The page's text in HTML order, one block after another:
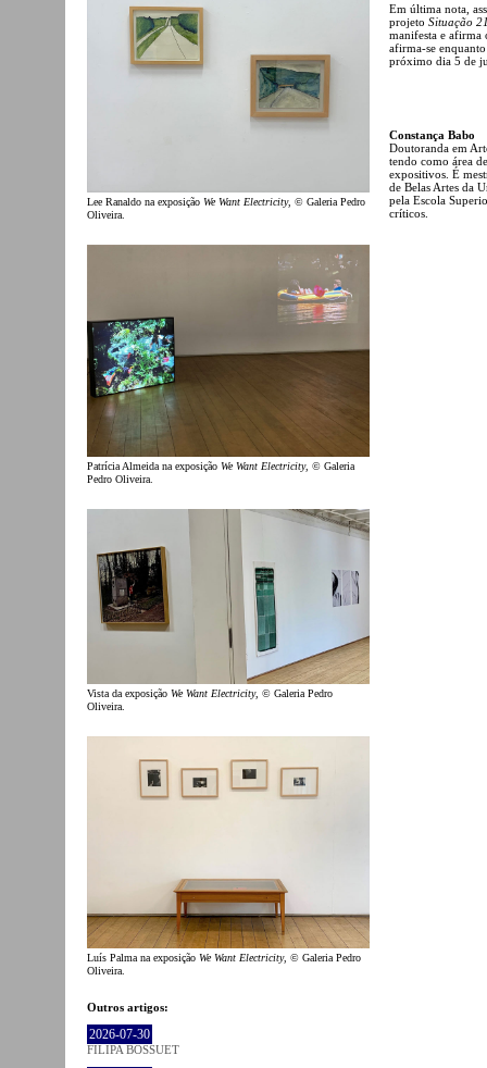
Lee Ranaldo na exposição We Want Electricity, © Galeria Pedro
Oliveira.
Patrícia Almeida na exposição We Want Electricity, © Galeria
Pedro Oliveira.
Vista da exposição We Want Electricity, © Galeria Pedro
Oliveira.
Luís Palma na exposição We Want Electricity, © Galeria Pedro
Oliveira.
Outros artigos:
2026-07-30
FILIPA BOSSUET
Em última nota,
projeto Situação
manifesta e afirma
afirma-se
próximo dia 5 de
Constança Babo
Doutoranda em
tendo como área
expositivos. É
de Belas Artes da
pela Escola
críticos.